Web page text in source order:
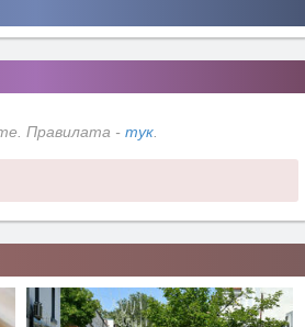
Правилата - тук.